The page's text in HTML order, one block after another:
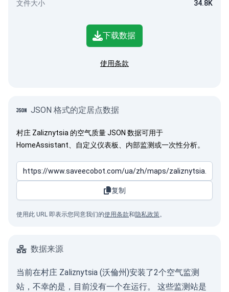
文件大小 34.8K
下载数据
使用条款
JSON 格式的定居点数据
村庄 Zaliznytsia 的空气质量 JSON 数据可用于
HomeAssistant、自定义仪表板、内部监测或一次性分析。
复制
使用此 URL 即表示您同意我们的使用条款和隐私政策。
数据来源
当前在村庄 Zaliznytsia (沃倫州)安装了2个空气监测
站，不幸的是，目前没有一个在运行。 这些监测站是